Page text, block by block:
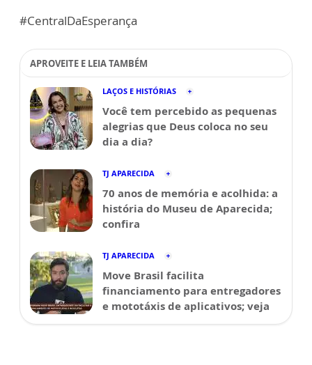
#CentralDaEsperança
APROVEITE E LEIA TAMBÉM
LAÇOS E HISTÓRIAS
Você tem percebido as pequenas
alegrias que Deus coloca no seu
dia a dia?
TJ APARECIDA
70 anos de memória e acolhida: a
história do Museu de Aparecida;
confira
TJ APARECIDA
Move Brasil facilita
financiamento para entregadores
e mototáxis de aplicativos; veja